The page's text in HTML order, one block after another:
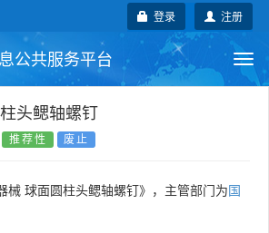
注册
登录
公共服务平台
行业标准
技术委员会
头鳃轴螺钉
推荐性 废止
械 球面圆柱头鳃轴螺钉》，主管部门为国